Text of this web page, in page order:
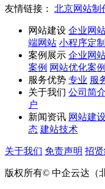
友情链接： 北京网站制
网站建设 企业网
端网站 小程序定制
案例展示 企业网
案例 网站优化案例
服务优势 专业 服
关于我们 公司简介
户
新闻资讯 网站建
态 建站技术
关于我们 免责声明 招
版权所有© 中企云达（